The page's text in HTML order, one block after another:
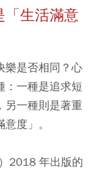
「生活滿意
樂是否相同？心
：一種是追求短
另一種則是著重
度」。
2018 年出版的